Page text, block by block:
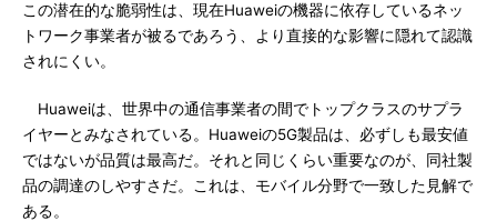
この潜在的な脆弱性は、現在Huaweiの機器に依存しているネッ
トワーク事業者が被るであろう、より直接的な影響に隠れて認識
されにくい。
Huaweiは、世界中の通信事業者の間でトップクラスのサプラ
イヤーとみなされている。Huaweiの5G製品は、必ずしも最安値
ではないが品質は最高だ。それと同じくらい重要なのが、同社製
品の調達のしやすさだ。これは、モバイル分野で一致した見解で
ある。